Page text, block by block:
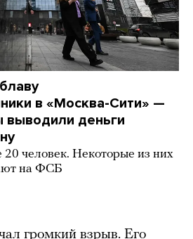
в «Москва-Сити» —
выводили деньги
человек. Некоторые из них
на ФСБ
громкий взрыв. Его